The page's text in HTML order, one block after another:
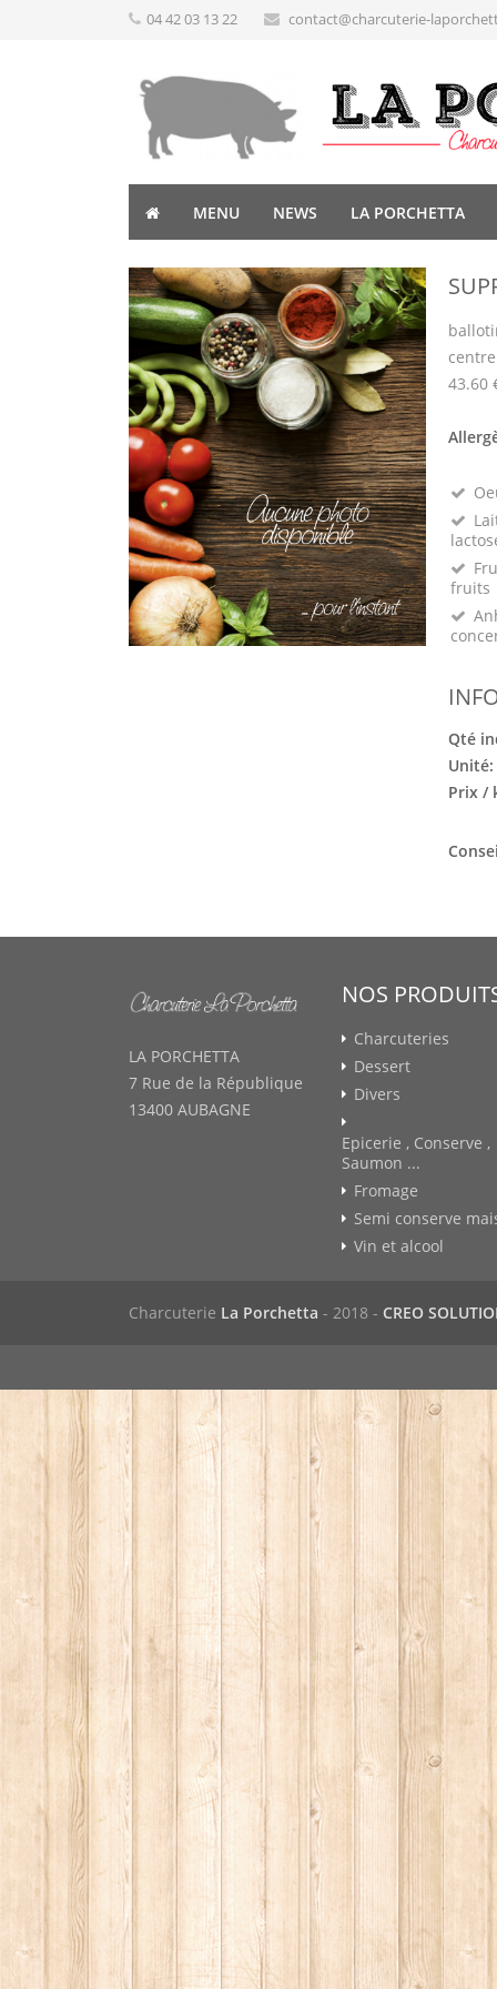
04 42 03 13 22 contact@charcuterie-
MENU NEWS LA PORCHETTA
43.60
fruits
Qté
Unité:
Prix /
LA PORCHETTA
7 Rue de la République
13400 AUBAGNE
NOS
Charcuteries
Dessert
Divers
Epicerie , Conserve ,
Saumon ...
Fromage
Semi conserve
Vin et alcool
Charcuterie La Porchetta - 2018 - CREO